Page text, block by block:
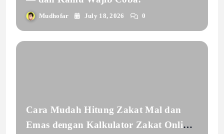
Mudhofar July 18, 2026 0
Cara Mudah Hitung Zakat Mal dan
Emas dengan Kalkulator Zakat Online